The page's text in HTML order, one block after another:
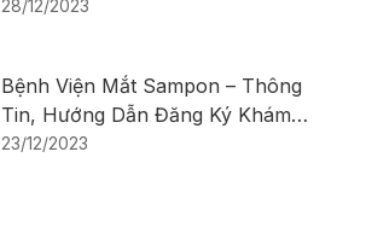
Khám Bệnh
28/12/2023
Bệnh Viện Mắt Sampon – Thông
Tin, Hướng Dẫn Đăng Ký Khám
Bệnh
23/12/2023